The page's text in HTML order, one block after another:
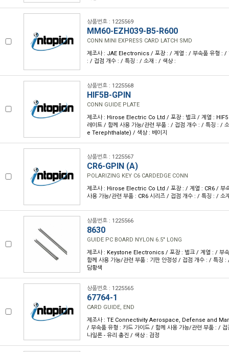
상품번호 : 1225569
MM60-EZH039-B5-R600
CONN MINI EXPRESS CARD LATCH SMD
제조사 : JAE Electronics / 포장 : / 계열 : / 부속품 유형 : /
: / 접점 개수 : / 특징 : / 소재 : / 색상 :
상품번호 : 1225568
HIF5B-GPIN
CONN GUIDE PLATE
제조사 : Hirose Electric Co Ltd / 포장 : 벌크 / 계열 : HIF5
레이트 / 함께 사용 가능/관련 부품 : / 접점 개수 : / 특징 : /
e Terephthalate) / 색상 : 베이지
상품번호 : 1225567
CR6-GPIN (A)
POLARIZING KEY C6 CARDEDGE CONN
제조사 : Hirose Electric Co Ltd / 포장 : / 계열 : CR6 / 부
사용 가능/관련 부품 : CR6 시리즈 / 접점 개수 : / 특징 : / 소
상품번호 : 1225566
8630
GUIDE PC BOARD NYLON 6.5" LONG
제조사 : Keystone Electronics / 포장 : 벌크 / 계열 : / 부속
함께 사용 가능/관련 부품 : 기판 안정성 / 접점 개수 : / 특징
담황색
상품번호 : 1225565
67764-1
CARD GUIDE, END
제조사 : TE Connectivity Aerospace, Defense and
/ 부속품 유형 : 카드 가이드 / 함께 사용 가능/관련 부품 : /
나일론 - 유리 충진 / 색상 : 검정